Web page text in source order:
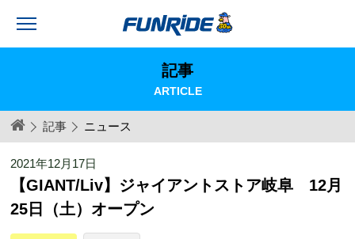
記事
ARTICLE
記事 ニュース
2021年12月17日
【GIANT/Liv】ジャイアントストア岐阜 12月
25日（土）オープン